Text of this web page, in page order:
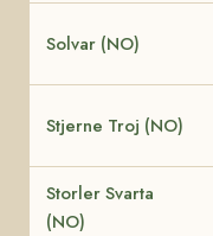
Solvar (NO)
Stjerne Troj (NO)
Storler Svarta
(NO)